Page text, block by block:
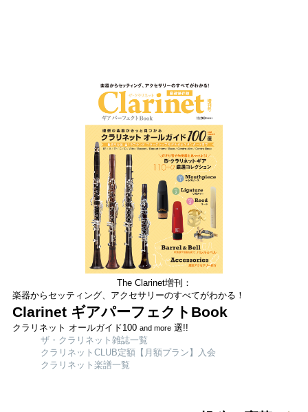
The Clarinet増刊：
楽器からセッティング、アクセサリーのすべてがわかる！
Clarinet ギアパーフェクトBook
クラリネット オールガイド100 and more選!!
ザ・クラリネット雑誌一覧
クラリネットCLUB定額【月額プラン】入会
クラリネット楽譜一覧